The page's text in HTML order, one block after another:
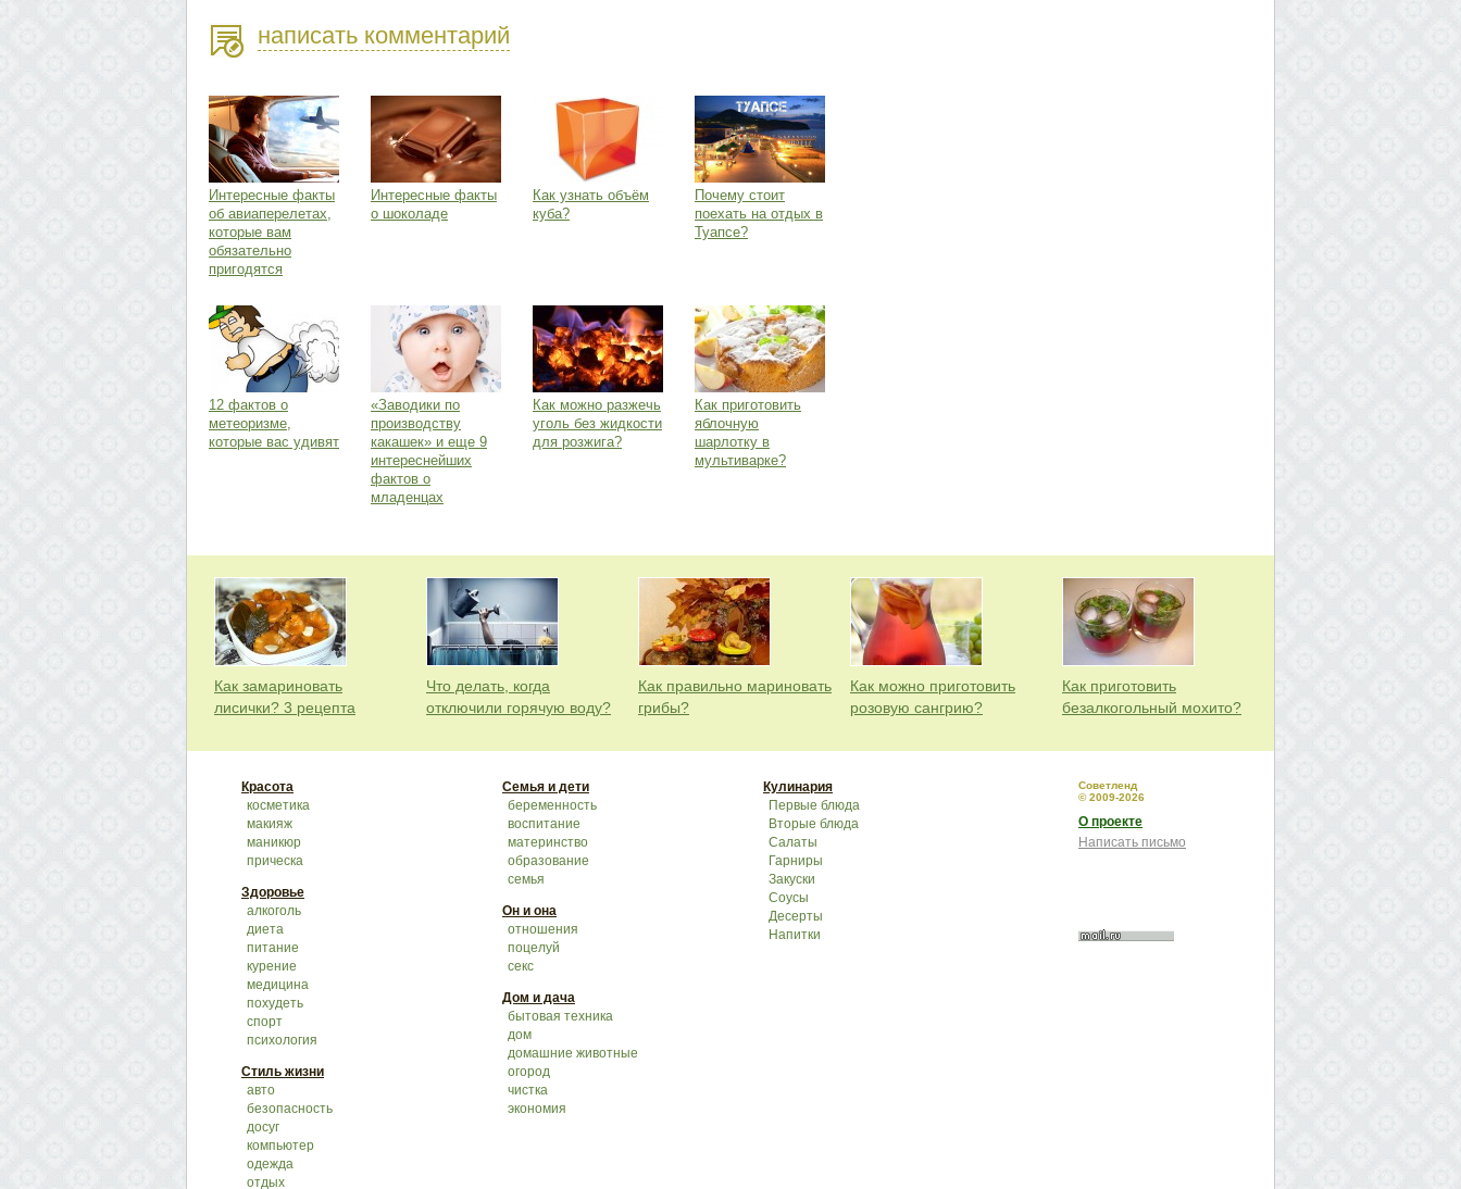
написать комментарий
Интересные факты
об авиаперелетах,
которые вам
обязательно
пригодятся
Интересные факты
о шоколаде
Как узнать объём
куба?
Почему стоит
поехать на отдых в
Туапсе?
12 фактов о
метеоризме,
которые вас удивят
«Заводики по
производству
какашек» и еще 9
интереснейших
фактов о
младенцах
Как можно разжечь
уголь без жидкости
для розжига?
Как приготовить
яблочную
шарлотку в
мультиварке?
Как замариновать
лисички? 3 рецепта
Что делать, когда
отключили горячую воду?
Как правильно мариновать
грибы?
Как можно приготовить
розовую сангрию?
Как приготовить
безалкогольный мохито?
Красота
косметика
макияж
маникюр
прическа
Здоровье
алкоголь
диета
питание
курение
медицина
похудеть
спорт
психология
Стиль жизни
авто
безопасность
досуг
компьютер
одежда
отдых
Семья и дети
беременность
воспитание
материнство
образование
семья
Он и она
отношения
поцелуй
секс
Дом и дача
бытовая техника
дом
домашние животные
огород
чистка
экономия
Кулинария
Первые блюда
Вторые блюда
Салаты
Гарниры
Закуски
Соусы
Десерты
Напитки
Советленд
© 2009-2026
О проекте
Написать письмо